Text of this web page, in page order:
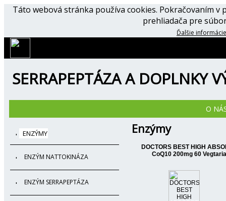
Táto webová stránka používa cookies. Pokračovaním
prehliadača pre
Ďalšie
SERRAPEPTÁZA A DOPLNKY
O
ENZÝMY
ENZÝM NATTOKINÁZA
ENZÝM SERRAPEPTÁZA
Enzýmy
DOCTORS BEST HIGH
CoQ10 200mg 60